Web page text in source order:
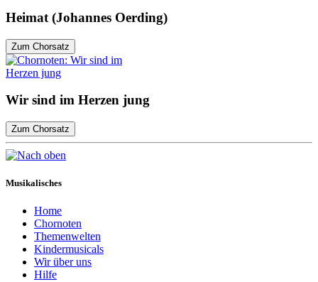
Heimat (Johannes Oerding)
Zum Chorsatz
Wir sind im Herzen jung
Zum Chorsatz
Musikalisches
Home
Chornoten
Themenwelten
Kindermusicals
Wir über uns
Hilfe